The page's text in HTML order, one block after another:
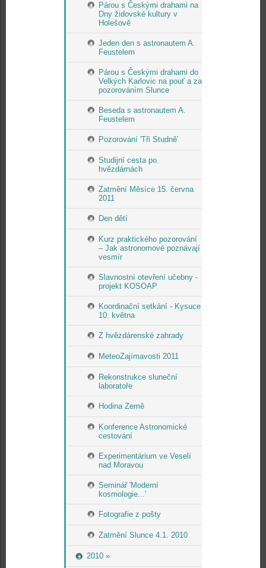
Párou s Českými drahami na
Dny židovské kultury v
Holešově
Jeden den s astronautem A.
Feustelem
Párou s Českými drahami do
Velkých Karlovic na pouť a za
pozorováním Slunce
Beseda s astronautem A.
Feustelem
Pozorování 'Tři Studně'
Studijní cesta po
hvězdárnách
Zatmění Měsíce 15. června
2011
Den dětí
Kurz praktického pozorování
– Jak astronomové poznávají
vesmír
Slavnostní otevření učebny -
projekt KOSOAP
Koordinační setkání - Kysuce
10. května
Z hvězdárenské zahrady
MeteoZajímavosti 2011
Rekonstrukce sluneční
laboratoře
Hodina Země
Konference Astronomické
cestování
Experimentárium ve Veselí
nad Moravou
Seminář 'Moderní
kosmologie...'
Fotografie z pošty
Zatmění Slunce 4.1. 2010
2010 »